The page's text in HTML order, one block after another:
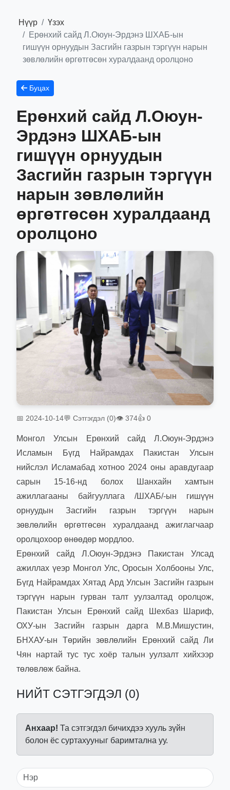
Нүүр
Үзэх
Ерөнхий сайд Л.Оюун-Эрдэнэ ШХАБ-ын
гишүүн орнуудын Засгийн газрын тэргүүн нарын
зөвлөлийн өргөтгөсөн хуралдаанд оролцоно
Буцах
Ерөнхий сайд Л.Оюун-
Эрдэнэ ШХАБ-ын
гишүүн орнуудын
Засгийн газрын тэргүүн
нарын зөвлөлийн
өргөтгөсөн хуралдаанд
оролцоно
📅 2024-10-14💬 Сэтгэгдэл (0)👁 374👍 0
Монгол Улсын Ерөнхий сайд Л.Оюун-Эрдэнэ
Исламын Бүгд Найрамдах Пакистан Улсын
нийслэл Исламабад хотноо 2024 оны аравдугаар
сарын 15-16-нд болох Шанхайн хамтын
ажиллагааны байгууллага /ШХАБ/-ын гишүүн
орнуудын Засгийн газрын тэргүүн нарын
зөвлөлийн өргөтгөсөн хуралдаанд ажиглагчаар
оролцохоор өнөөдөр мордлоо.
Ерөнхий сайд Л.Оюун-Эрдэнэ Пакистан Улсад
ажиллах үеэр Монгол Улс, Оросын Холбооны Улс,
Бүгд Найрамдах Хятад Ард Улсын Засгийн газрын
тэргүүн нарын гурван талт уулзалтад оролцож,
Пакистан Улсын Ерөнхий сайд Шехбаз Шариф,
ОХУ-ын Засгийн газрын дарга М.В.Мишустин,
БНХАУ-ын Төрийн зөвлөлийн Ерөнхий сайд Ли
Чян нартай тус тус хоёр талын уулзалт хийхээр
төлөвлөж байна.
НИЙТ СЭТГЭГДЭЛ (0)
Анхаар! Та сэтгэгдэл бичихдээ хууль зүйн
болон ёс суртахууныг баримтална уу.